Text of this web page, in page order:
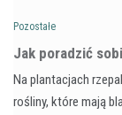
Pozostałe
​Jak poradzić
Na plantacjach
rośliny, które mają